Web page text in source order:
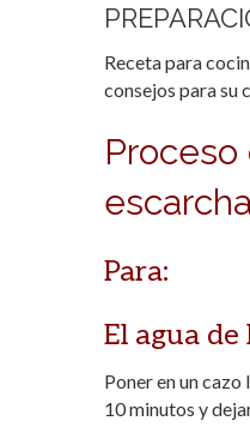
Receta para
consejos para su
Para:
El agua de
Poner en un cazo
10 minutos y